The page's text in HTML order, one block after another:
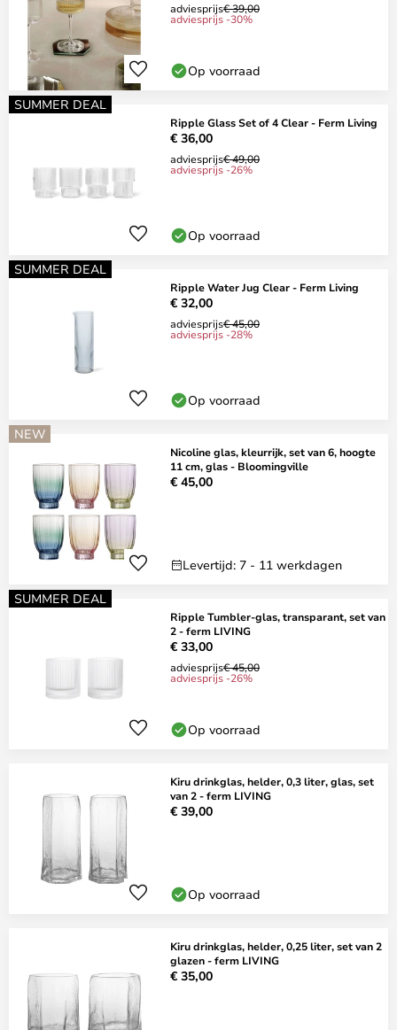
adviesprijs€ 39,00
adviesprijs -30%
Op voorraad
SUMMER DEAL
Ripple Glass Set of 4 Clear - Ferm Living
€ 36,00
adviesprijs€ 49,00
adviesprijs -26%
Op voorraad
SUMMER DEAL
Ripple Water Jug Clear - Ferm Living
€ 32,00
adviesprijs€ 45,00
adviesprijs -28%
Op voorraad
NEW
Nicoline glas, kleurrijk, set van 6, hoogte
11 cm, glas - Bloomingville
€ 45,00
Levertijd: 7 - 11 werkdagen
SUMMER DEAL
Ripple Tumbler-glas, transparant, set van
2 - ferm LIVING
€ 33,00
adviesprijs€ 45,00
adviesprijs -26%
Op voorraad
Kiru drinkglas, helder, 0,3 liter, glas, set
van 2 - ferm LIVING
€ 39,00
Op voorraad
Kiru drinkglas, helder, 0,25 liter, set van 2
glazen - ferm LIVING
€ 35,00